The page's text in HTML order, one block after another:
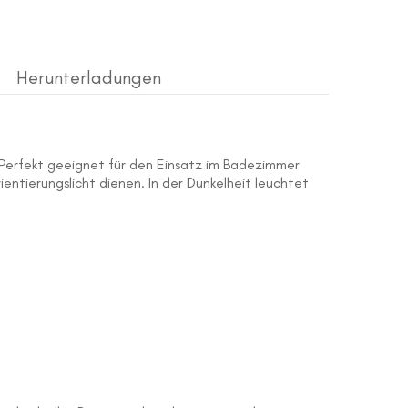
Herunterladungen
geeignet für den Einsatz im Badezimmer
dienen. In der Dunkelheit leuchtet